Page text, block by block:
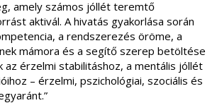
amely számos jóllét teremtő
aktivál. A hivatás gyakorlása során
a rendszerezés öröme, a
mámora és a segítő szerep betöltése
az érzelmi stabilitáshoz, a mentális jóllét
– érzelmi, pszichológiai, szociális és